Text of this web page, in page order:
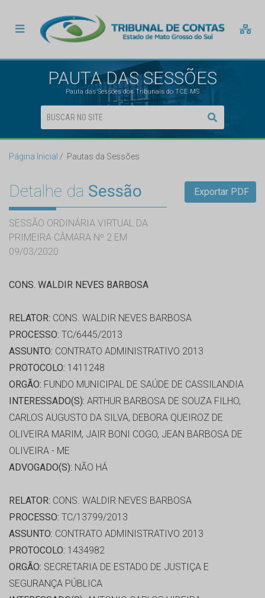
PAUTA DAS SESSÕES
Pauta das Sessões dos Tribunais do TCE MS
Página Inicial Pautas da Sessões
Detalhe da Sessão
SESSÃO ORDINÁRIA VIRTUAL DA
PRIMEIRA CÂMARA Nº 2 EM
09/03/2020
Exportar PDF
CONS. WALDIR NEVES BARBOSA
RELATOR: CONS. WALDIR NEVES BARBOSA
PROCESSO: TC/6445/2013
ASSUNTO: CONTRATO ADMINISTRATIVO 2013
PROTOCOLO: 1411248
ORGÃO: FUNDO MUNICIPAL DE SAÚDE DE CASSILANDIA
INTERESSADO(S): ARTHUR BARBOSA DE SOUZA FILHO,
CARLOS AUGUSTO DA SILVA, DEBORA QUEIROZ DE
OLIVEIRA MARIM, JAIR BONI COGO, JEAN BARBOSA DE
OLIVEIRA - ME
ADVOGADO(S): NÃO HÁ
RELATOR: CONS. WALDIR NEVES BARBOSA
PROCESSO: TC/13799/2013
ASSUNTO: CONTRATO ADMINISTRATIVO 2013
PROTOCOLO: 1434982
ORGÃO: SECRETARIA DE ESTADO DE JUSTIÇA E
SEGURANÇA PÚBLICA